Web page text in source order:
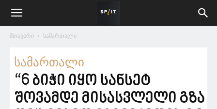
მთავარი სამართალი
სამართალი
“6 ბიჭი იყო სანსეტ
შოვამდე მისასვლელი გზა